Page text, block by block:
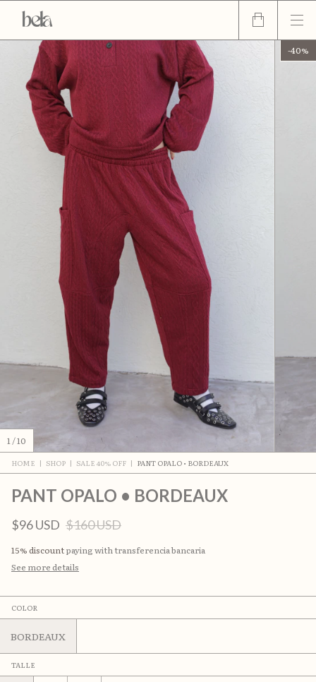
-40%
1/10
HOME | SHOP | SALE 40% OFF | PANT OPALO • BORDEAUX
PANT OPALO • BORDEAUX
$96 USD $160 USD
15% discountpaying with transferencia bancaria
See more details
COLOR
BORDEAUX
TALLE